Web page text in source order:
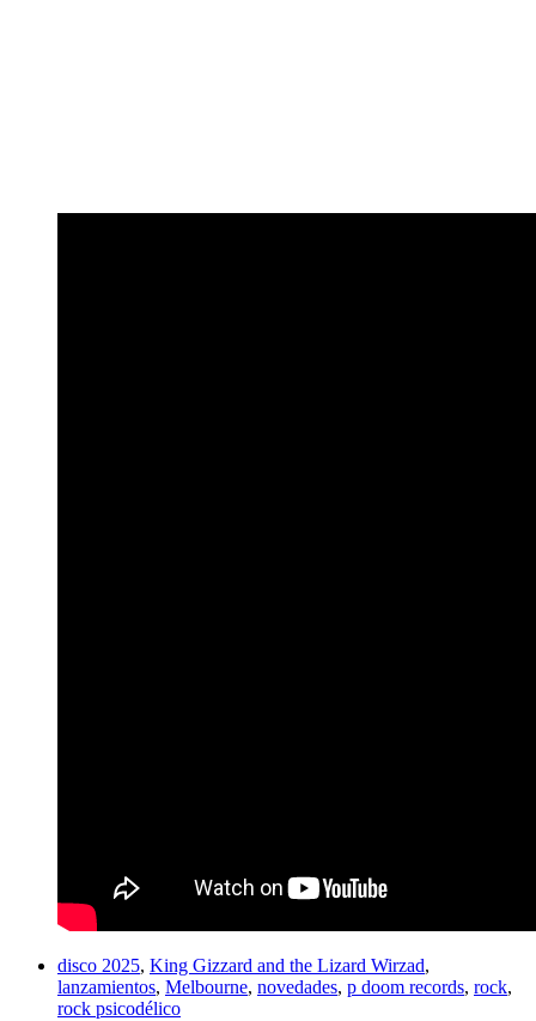
disco 2025, King Gizzard and the Lizard Wirzad,
lanzamientos, Melbourne, novedades, p doom records, rock,
rock psicodélico